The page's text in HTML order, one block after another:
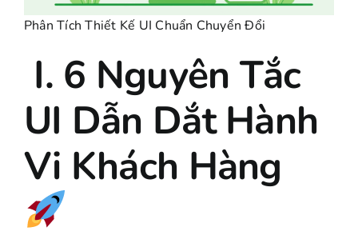
Phân Tích Thiết Kế UI Chuẩn Chuyển Đổi
I. 6 Nguyên Tắc
UI Dẫn Dắt Hành
Vi Khách Hàng